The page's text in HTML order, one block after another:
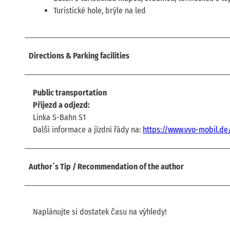
Turistické hole, brýle na led
Directions & Parking facilities
Public transportation
Příjezd a odjezd:
Linka S-Bahn S1
Další informace a jízdní řády na: https://www.vvo-
Author´s Tip / Recommendation of the author
Naplánujte si dostatek času na výhledy!